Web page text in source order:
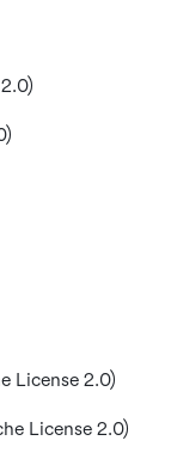
License 2.0)
License 2.0)